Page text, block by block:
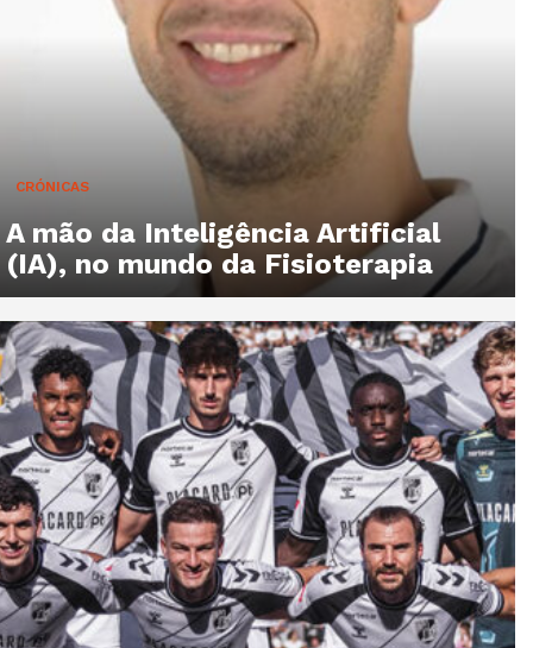
CRÓNICAS
A mão da Inteligência Artificial
(IA), no mundo da Fisioterapia